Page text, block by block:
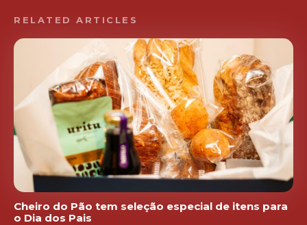
RELATED ARTICLES
Cheiro do Pão tem seleção especial de itens para
o Dia dos Pais